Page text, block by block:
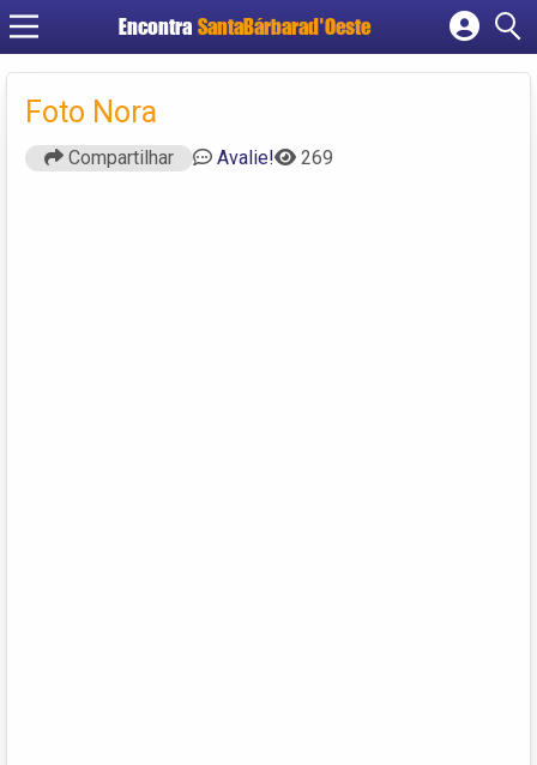
Encontra SantaBárbarad'Oeste
Cadastrar empresa
Foto Nora
Compartilhar Avalie! 269